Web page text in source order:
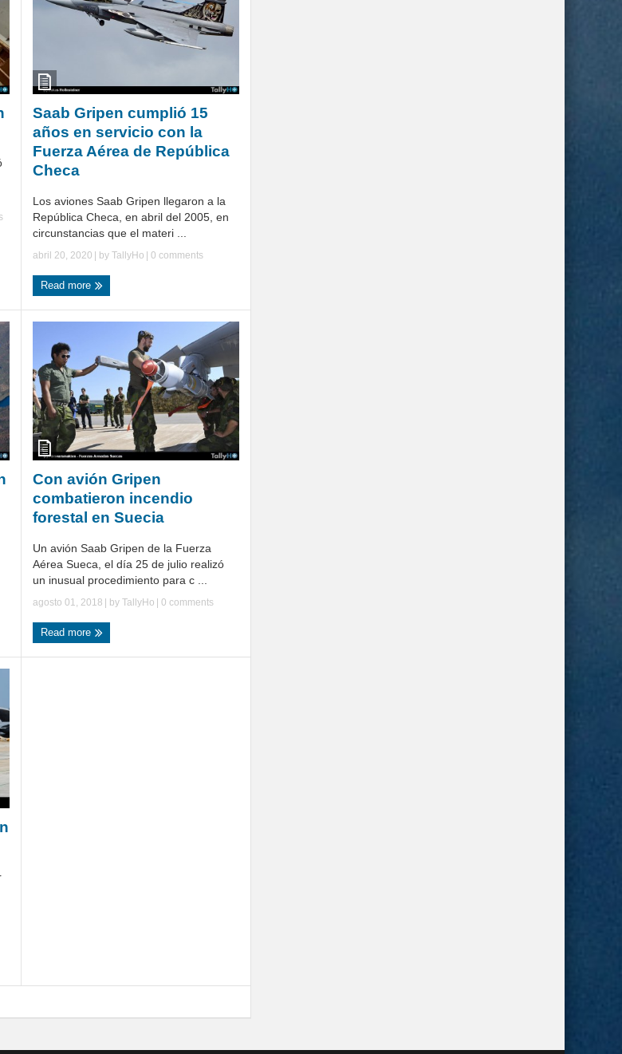
Saab Gripen cumplió 15
años en servicio con la
Fuerza Aérea de República
Checa
Los aviones Saab Gripen llegaron a la
República Checa, en abril del 2005, en
circunstancias que el materi ...
abril 20, 2020 | by TallyHo 0 comments
Read more
Con avión Gripen
combatieron incendio
forestal en Suecia
Un avión Saab Gripen de la Fuerza
Aérea Sueca, el día 25 de julio realizó
un inusual procedimiento para c ...
agosto 01, 2018 | by TallyHo 0 comments
Read more